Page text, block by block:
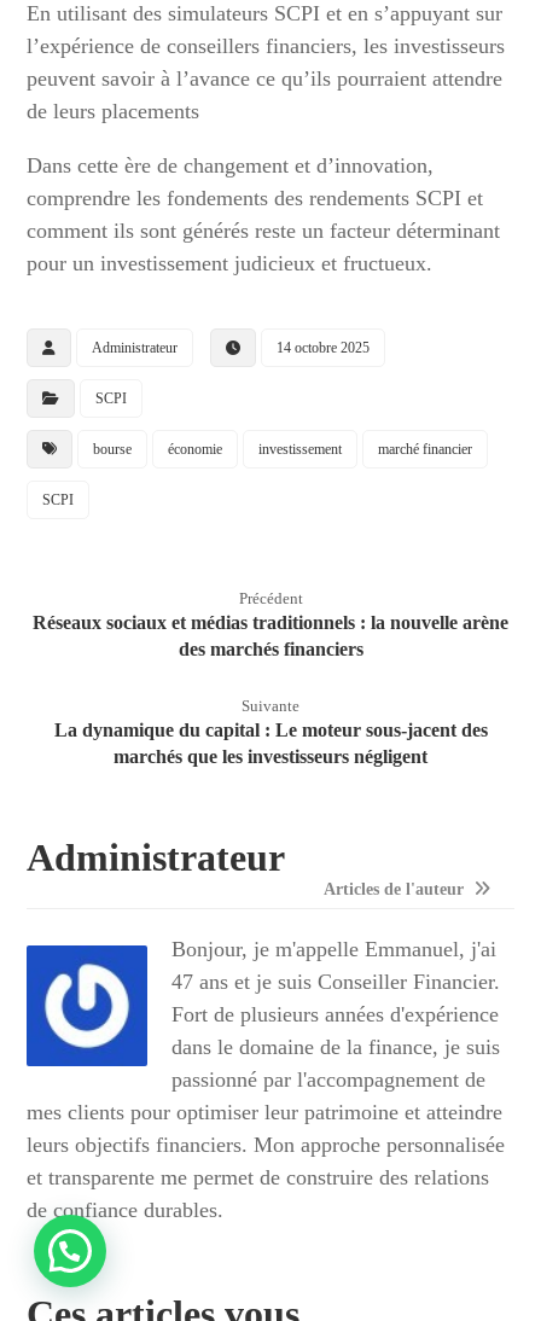
En utilisant des simulateurs SCPI et en s’appuyant sur
l’expérience de conseillers financiers, les investisseurs
peuvent savoir à l’avance ce qu’ils pourraient attendre
de leurs placements
Dans cette ère de changement et d’innovation,
comprendre les fondements des rendements SCPI et
comment ils sont générés reste un facteur déterminant
pour un investissement judicieux et fructueux.
Administrateur 14 octobre 2025
SCPI
bourse économie investissement marché financier
SCPI
Précédent
Réseaux sociaux et médias traditionnels : la nouvelle arène
des marchés financiers
Suivante
La dynamique du capital : Le moteur sous-jacent des
marchés que les investisseurs négligent
Administrateur
Articles de l'auteur
Bonjour, je m'appelle Emmanuel, j'ai
47 ans et je suis Conseiller Financier.
Fort de plusieurs années d'expérience
dans le domaine de la finance, je suis
passionné par l'accompagnement de
mes clients pour optimiser leur patrimoine et atteindre
leurs objectifs financiers. Mon approche personnalisée
et transparente me permet de construire des relations
de confiance durables.